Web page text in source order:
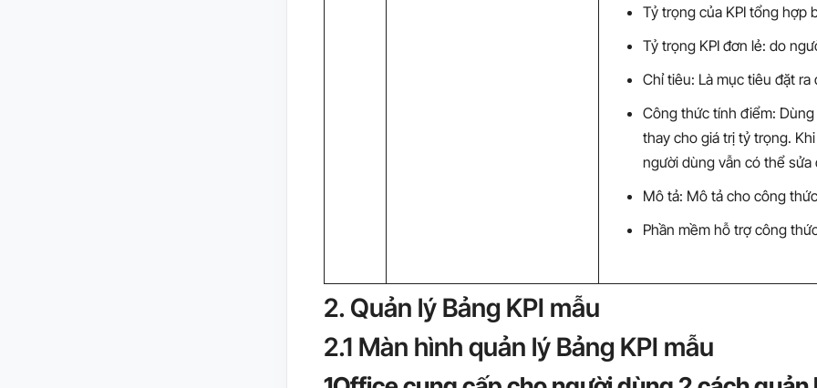
Tỷ trọng của KPI tổng hợp
Tỷ trọng KPI đơn lẻ: do
Chỉ tiêu: Là mục tiêu đặt
Công thức tính điểm: Dùng
thay cho giá trị tỷ trọng.
người dùng vẫn có thể sửa
Mô tả: Mô tả cho công
Phần mềm hỗ trợ công
2. Quản lý Bảng KPI mẫu
2.1 Màn hình quản lý Bảng KPI mẫu